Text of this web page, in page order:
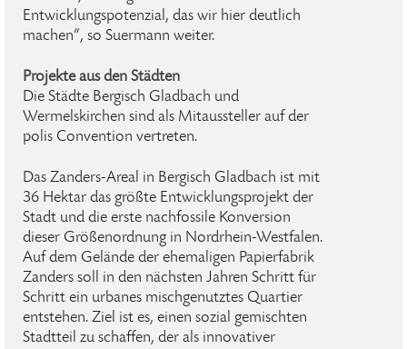
Entwicklungspotenzial, das wir hier deutlich
machen“, so Suermann weiter.
Projekte aus den Städten
Die Städte Bergisch Gladbach und
Wermelskirchen sind als Mitaussteller auf der
polis Convention vertreten.
Das Zanders-Areal in Bergisch Gladbach ist mit
36 Hektar das größte Entwicklungsprojekt der
Stadt und die erste nachfossile Konversion
dieser Größenordnung in Nordrhein-Westfalen.
Auf dem Gelände der ehemaligen Papierfabrik
Zanders soll in den nächsten Jahren Schritt für
Schritt ein urbanes mischgenutztes Quartier
entstehen. Ziel ist es, einen sozial gemischten
Stadtteil zu schaffen, der als innovativer